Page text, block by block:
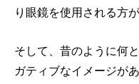
り眼鏡を使用される方
そして、昔のように何
ガティブなイメージが